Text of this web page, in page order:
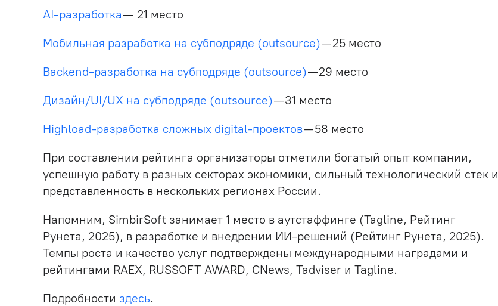
AI-разработка— 21 место
Мобильная разработка на субподряде (outsource)— 25 место
Backend-разработка на субподряде (outsource)— 29 место
Дизайн/UI/UX на субподряде (outsource)— 31 место
Highload-разработка сложных digital-проектов— 58 место
При составлении рейтинга организаторы отметили богатый опыт компании,
успешную работу в разных секторах экономики, сильный технологический стек и
представленность в нескольких регионах России.
Напомним, SimbirSoft занимает 1 место в аутстаффинге (Tagline, Рейтинг
Рунета, 2025), в разработке и внедрении ИИ-решений (Рейтинг Рунета, 2025).
Темпы роста и качество услуг подтверждены международными наградами и
рейтингами RAEX, RUSSOFT AWARD, CNews, Tadviser и Tagline.
Подробности здесь.